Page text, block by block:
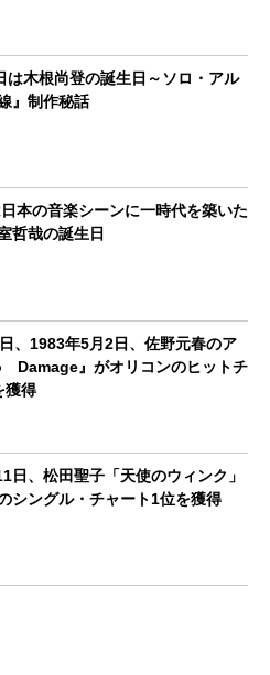
は木根尚登の誕生日～ソロ・アル
』制作秘話
本の音楽シーンに一時代を築いた
哲哉の誕生日
、1983年5月2日、佐野元春のア
Damage』がオリコンのヒットチ
獲得
日、松田聖子「天使のウィンク」
シングル・チャート1位を獲得